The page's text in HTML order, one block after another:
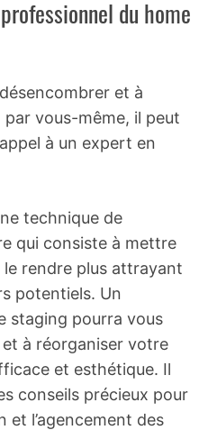
du home
et à
vous-même, il peut
à un expert en
technique de
qui consiste à mettre
rendre plus attrayant
potentiels. Un
staging pourra vous
à réorganiser votre
et esthétique. Il
conseils précieux pour
et l’agencement des